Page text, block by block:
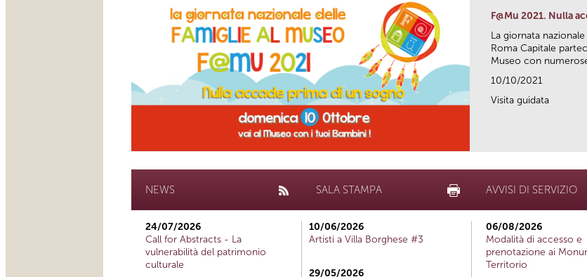
F@Mu 2021. Nulla
La giornata
Roma Capitale
Museo con
10/10/2021
Visita guidata
NEWS
24/07/2026
Call for Abstracts - La
vulnerabilità del patrimonio
culturale
SALA STAMPA
10/06/2026
Artisti a Villa Borghese #3
29/05/2026
AVVISI DI SERVIZIO
06/08/2026
Modalità di accesso e
prenotazione ai
Territorio